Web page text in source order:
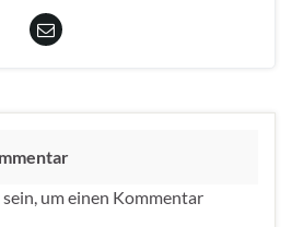
sein, um einen Kommentar